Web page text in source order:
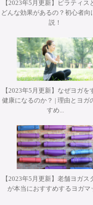
ご案内にて事前に連絡
い。
キャンセル規定
①頭金または、受講料
契約成立前のキャンセ
生しません。
②頭金または、受講料
出るものとし、頭金と
30,000円をキャンセル
します。
また、受講料残金（受
込みいただいたコース
いた場合は全額返金、
2026年9月25日・26日
WSジャパンツアー
2026年9月25日・26日
WSジャパンツアー
Summer Lab マットク
2026年10月12日(月・
プ『エクササイズを分
カ－＆テ
2026年10月31日(土)開
ヨガアドバンス養成コ
ワークショップ『シヴ
2026年11月28日(土
【2023年5月更新】ピラティス
どんな効果があるの？初心者向
説！
【2023年5月更新】なぜヨガを
健康になるのか？ | 理由とヨガ
すめ...
【2023年5月更新】老舗ヨガス
が本当におすすめするヨガマ